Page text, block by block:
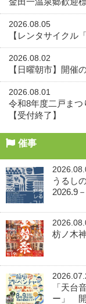
2026.08.05
【レンタサイクル
2026.08.02
【日曜朝市】開催
2026.08.01
令和8年度二戸ま
【受付終了】
催事
うるし
2026.9
枋ノ木
「天台
ー」 開